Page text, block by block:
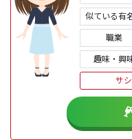
似ている有
職業
趣味・興
サ